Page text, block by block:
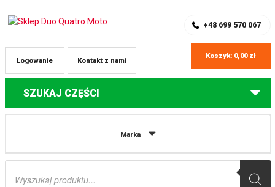
+48 699 570 067
Kontakt z nami
Logowanie
Koszyk: 0,00 zł
SZUKAJ CZĘŚCI
Marka
Wyszukiwarka
Części do quadów Polaris
SPORTSMAN 500 X2 07, SPORTSMAN X2 800 EFI 07 ALL BALLS